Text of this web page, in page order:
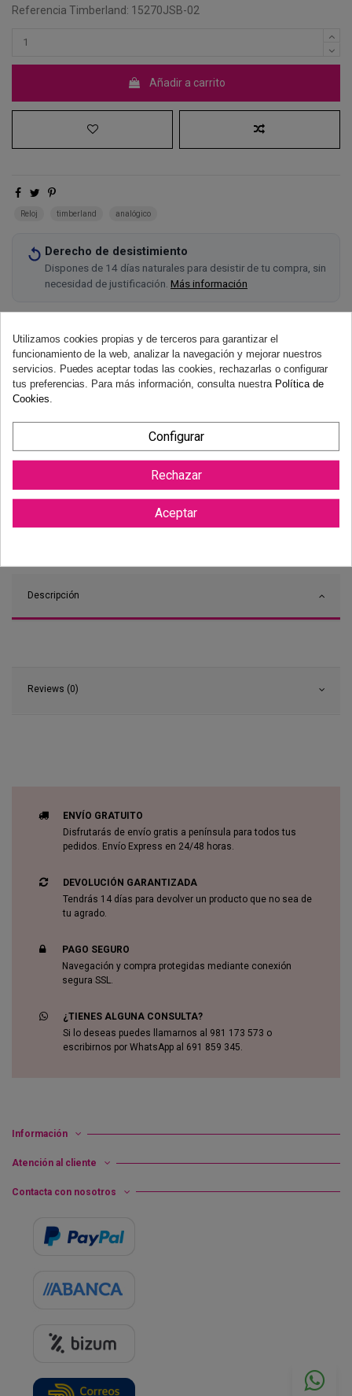
Referencia Timberland: 15270JSB-02
Añadir a carrito
Reloj timberland analógico
Derecho de desistimiento
Dispones de 14 días naturales para desistir de tu compra, sin
necesidad de justificación. Más información
Descripción
Reviews (0)
ENVÍO GRATUITO
Disfrutarás de envío gratis a península para todos tus
pedidos. Envío Express en 24/48 horas.
DEVOLUCIÓN GARANTIZADA
Tendrás 14 días para devolver un producto que no sea de
tu agrado.
PAGO SEGURO
Navegación y compra protegidas mediante conexión
segura SSL.
¿TIENES ALGUNA CONSULTA?
Si lo deseas puedes llamarnos al 981 173 573 o
escribirnos por WhatsApp al 691 859 345.
Información
Atención al cliente
Contacta con nosotros
Utilizamos cookies propias y de terceros para garantizar el
funcionamiento de la web, analizar la navegación y mejorar nuestros
servicios. Puedes aceptar todas las cookies, rechazarlas o configurar
tus preferencias. Para más información, consulta nuestra Política de
Cookies
Configurar
Rechazar
Aceptar